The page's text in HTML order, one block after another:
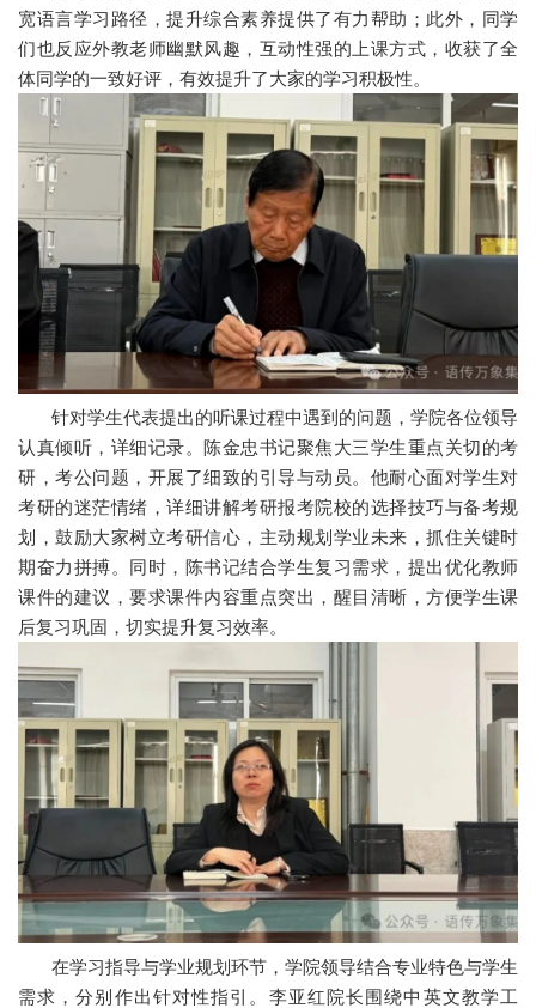
宽语言学习路径，提升综合素养提供了有力帮助；此外，同学
们也反应外教老师幽默风趣，互动性强的上课方式，收获了全
体同学的一致好评，有效提升了大家的学习积极性。
针对学生代表提出的听课过程中遇到的问题，学院各位领导
认真倾听，详细记录。陈金忠书记聚焦大三学生重点关切的考
研，考公问题，开展了细致的引导与动员。他耐心面对学生对
考研的迷茫情绪，详细讲解考研报考院校的选择技巧与备考规
划，鼓励大家树立考研信心，主动规划学业未来，抓住关键时
期奋力拼搏。同时，陈书记结合学生复习需求，提出优化教师
课件的建议，要求课件内容重点突出，醒目清晰，方便学生课
后复习巩固，切实提升复习效率。
在学习指导与学业规划环节，学院领导结合专业特色与学生
需求，分别作出针对性指引。李亚红院长围绕中英文教学工